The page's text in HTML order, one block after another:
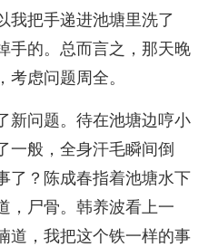
我把手递进池塘里洗了
手的。总而言之，那天晚
虑问题周全。
新问题。待在池塘边哼小
一般，全身汗毛瞬间倒
了？陈成春指着池塘水下
，尸骨。韩养波看上一
道，我把这个铁一样的事